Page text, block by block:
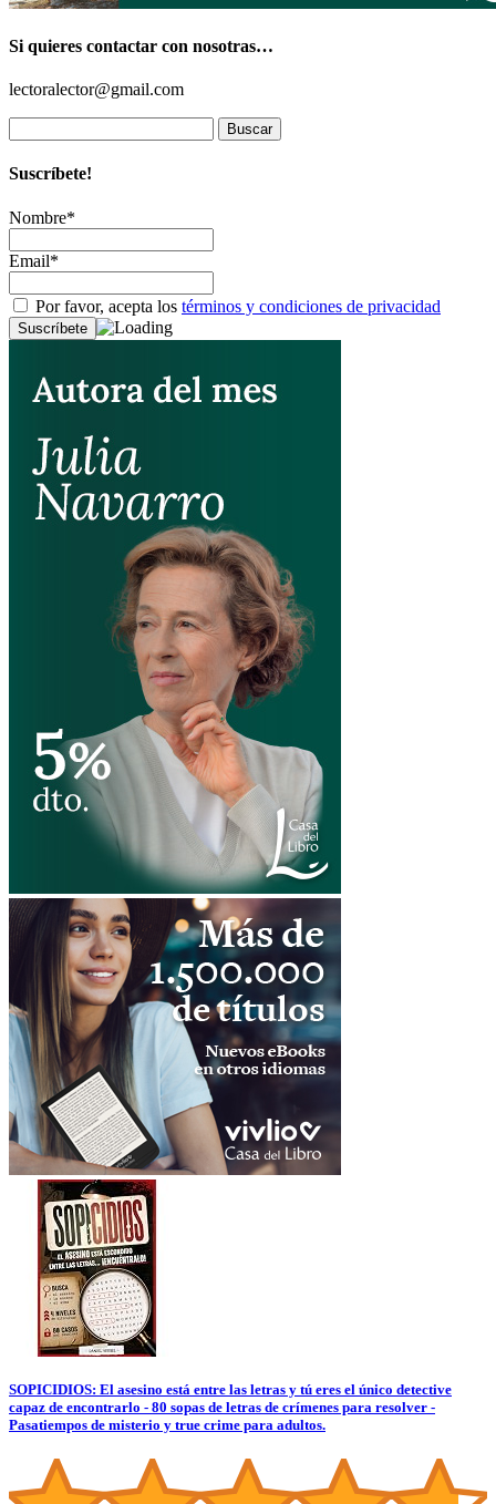
Si quieres contactar con nosotras…
lectoralector@gmail.com
Suscríbete!
Nombre*
Email*
Por favor, acepta los términos y condiciones de privacidad
SOPICIDIOS: El asesino está entre las letras y tú eres el único detective
capaz de encontrarlo - 80 sopas de letras de crímenes para resolver -
Pasatiempos de misterio y true crime para adultos.